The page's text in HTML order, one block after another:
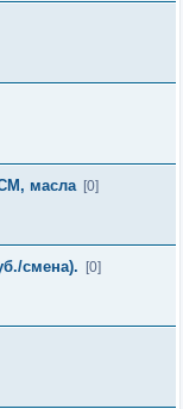
масла [0]
смена).
[0]